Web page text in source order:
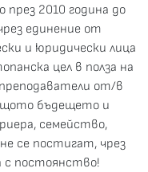
2010 година до
единение от
и юридически лица
цел в полза на
от/в
бъдещето и
семейство,
се постигат, чрез
с постоянство!